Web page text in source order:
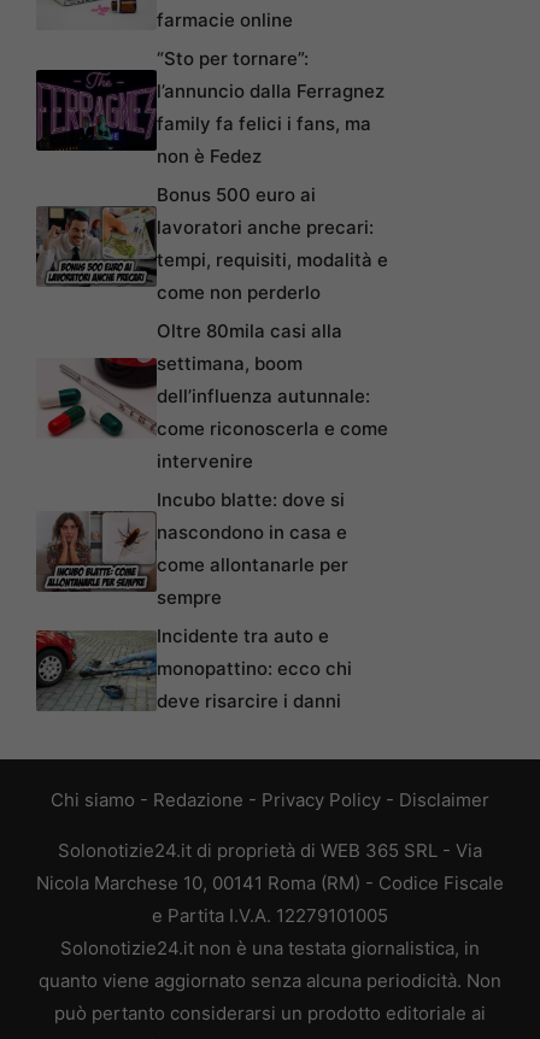
farmacie online
“Sto per tornare”:
l’annuncio dalla Ferragnez
family fa felici i fans, ma
non è Fedez
Bonus 500 euro ai
lavoratori anche precari:
tempi, requisiti, modalità e
come non perderlo
Oltre 80mila casi alla
settimana, boom
dell’influenza autunnale:
come riconoscerla e come
intervenire
Incubo blatte: dove si
nascondono in casa e
come allontanarle per
sempre
Incidente tra auto e
monopattino: ecco chi
deve risarcire i danni
Chi siamo - Redazione - Privacy Policy - Disclaimer
Solonotizie24.it di proprietà di WEB 365 SRL - Via
Nicola Marchese 10, 00141 Roma (RM) - Codice Fiscale
e Partita I.V.A. 12279101005
Solonotizie24.it non è una testata giornalistica, in
quanto viene aggiornato senza alcuna periodicità. Non
può pertanto considerarsi un prodotto editoriale ai